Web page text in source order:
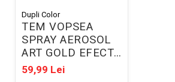
Dupli Color
TEM VOPSEA
SPRAY AEROSOL
ART GOLD EFECT
400ML 372017
59,99 Lei